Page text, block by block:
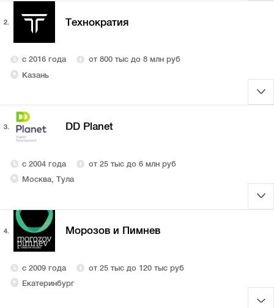
2. Технократия
с 2016 года
от 800 тыс до 8 млн руб
Казань
3. DD Planet
с 2004 года
от 25 тыс до 6 млн руб
Москва, Тула
4. Морозов и Пимнев
с 2009 года
от 25 тыс до 120 тыс руб
Екатеринбург